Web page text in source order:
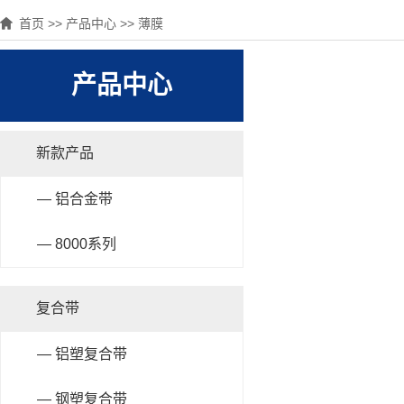
首页 >> 产品中心 >> 薄膜
产品中心
新款产品
— 铝合金带
— 8000系列
复合带
— 铝塑复合带
— 钢塑复合带